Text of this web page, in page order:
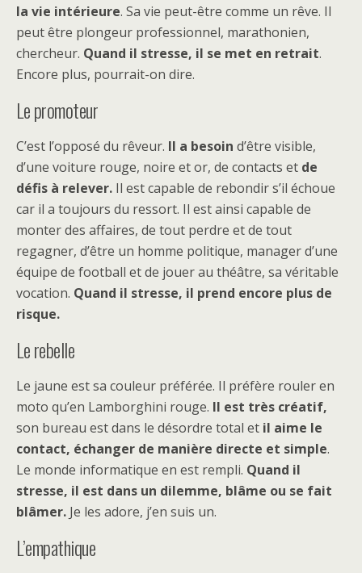
la vie intérieure. Sa vie peut-être comme un rêve. Il
peut être plongeur professionnel, marathonien,
chercheur. Quand il stresse, il se met en retrait.
Encore plus, pourrait-on dire.
Le promoteur
C’est l’opposé du rêveur. Il a besoin d’être visible,
d’une voiture rouge, noire et or, de contacts et de
défis à relever. Il est capable de rebondir s’il échoue
car il a toujours du ressort. Il est ainsi capable de
monter des affaires, de tout perdre et de tout
regagner, d’être un homme politique, manager d’une
équipe de football et de jouer au théâtre, sa véritable
vocation. Quand il stresse, il prend encore plus de
risque.
Le rebelle
Le jaune est sa couleur préférée. Il préfère rouler en
moto qu’en Lamborghini rouge. Il est très créatif,
son bureau est dans le désordre total et il aime le
contact, échanger de manière directe et simple.
Le monde informatique en est rempli. Quand il
stresse, il est dans un dilemme, blâme ou se fait
blâmer. Je les adore, j’en suis un.
L’empathique